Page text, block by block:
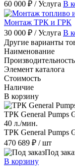
60 000 ₽ / Услуга В
Монтаж ТРК и ГРК
30 000 ₽ / Услуга В
Другие варианты
Наименование
Элемент каталога
Стоимость
Наличие
В корзину
ТРК General Pumps
40 л./мин.
ТРК General Pumps
470 689 ₽ / шт
Под
В корзину